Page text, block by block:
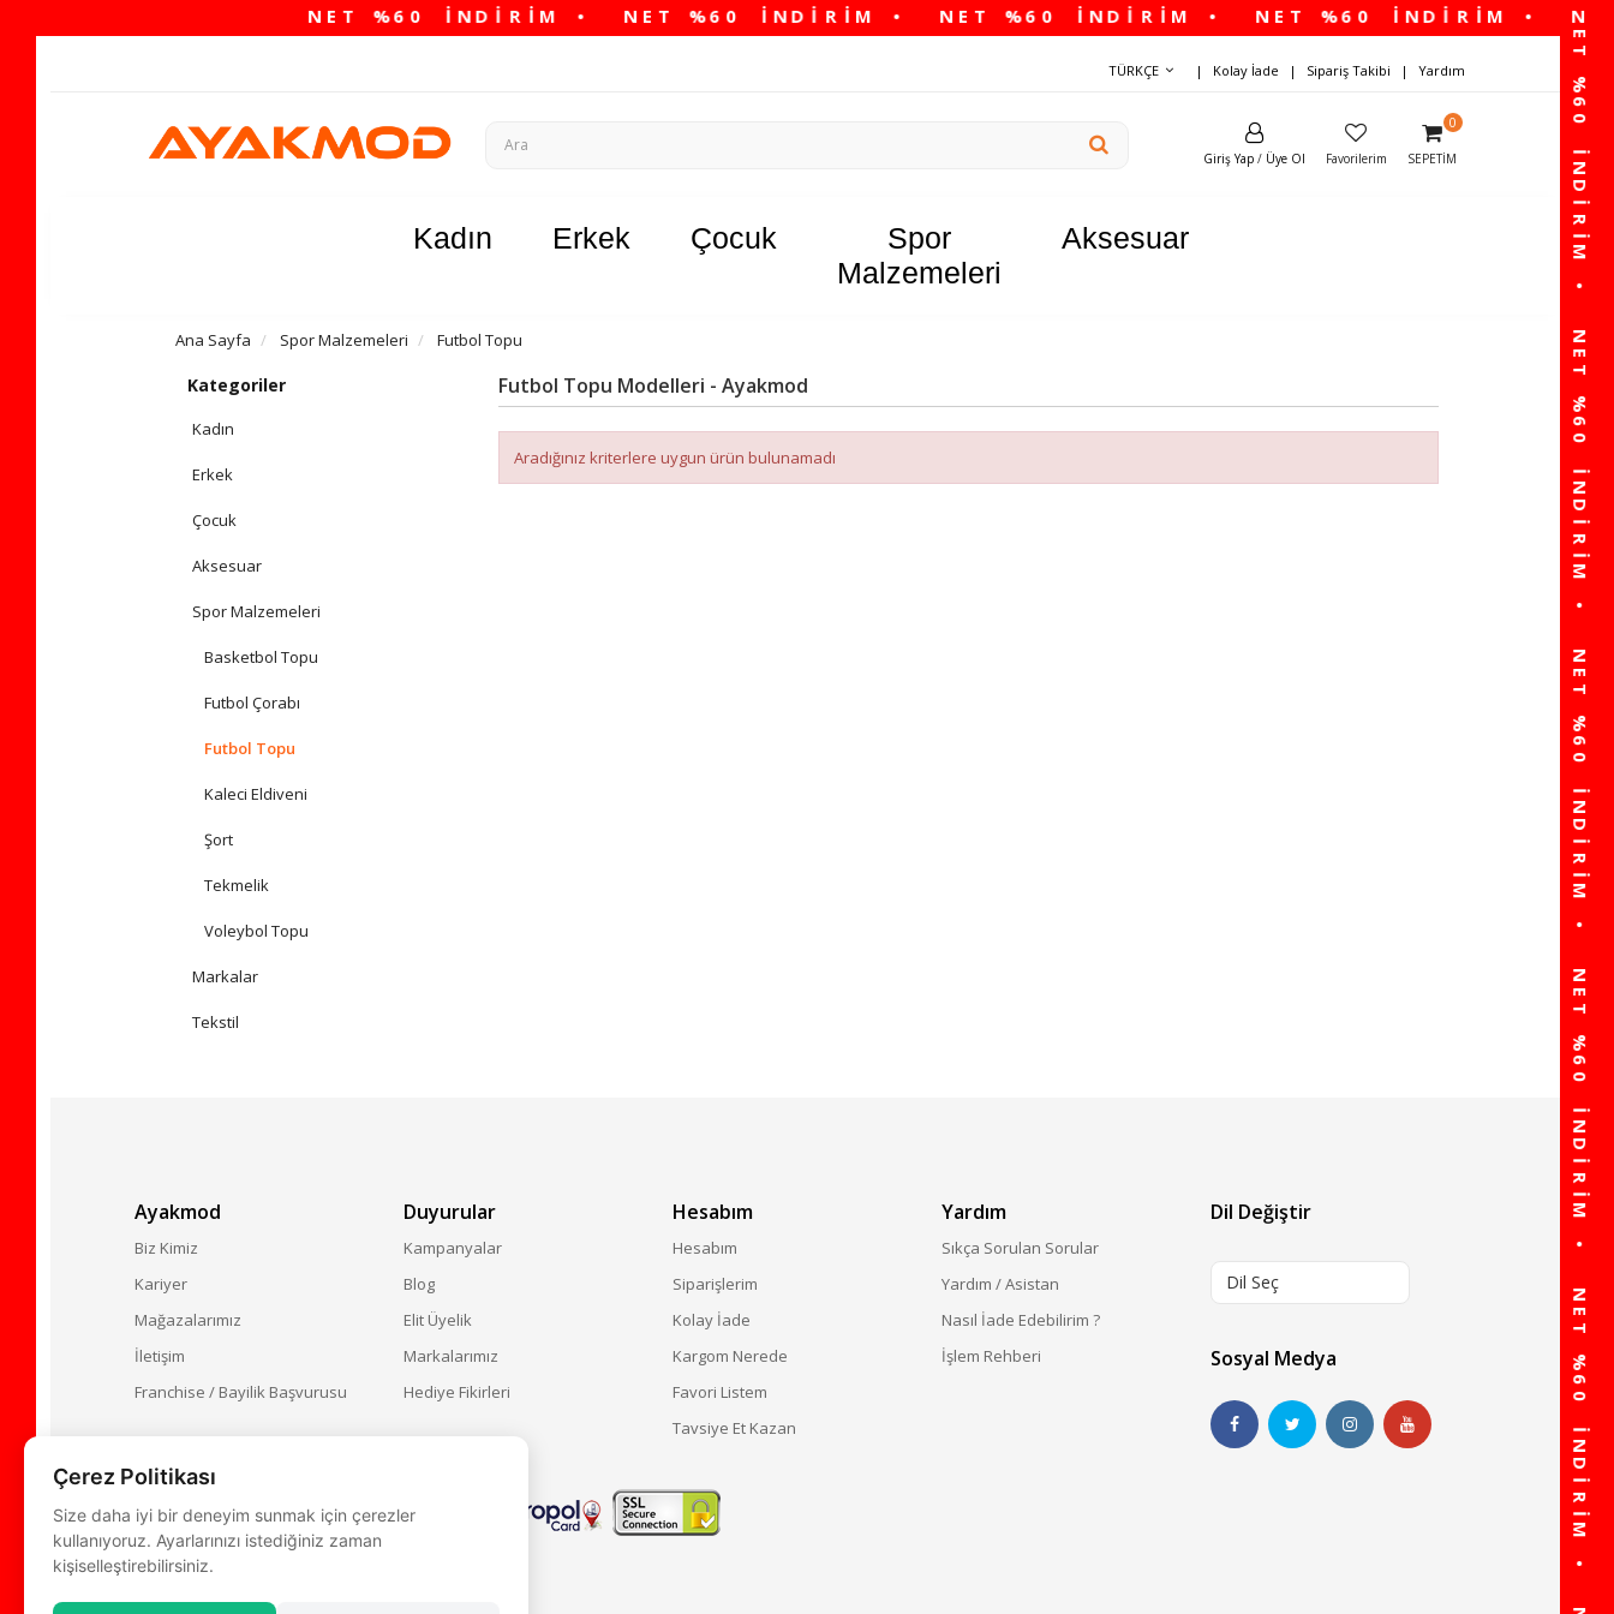
TÜRKÇE Kolay İade Sipariş Takibi Yardım
Giriş Yap / Üye Ol Favorilerim
0
SEPETIM
Kadın Erkek Çocuk
Spor
Malzemeleri
Aksesuar
Ana Sayfa Spor Malzemeleri Futbol Topu
Kategoriler
Kadın
Erkek
Çocuk
Aksesuar
Spor Malzemeleri
Basketbol Topu
Futbol Çorabı
Futbol Topu
Kaleci Eldiveni
Şort
Tekmelik
Voleybol Topu
Markalar
Tekstil
Futbol Topu Modelleri - Ayakmod
Aradığınız kriterlere uygun ürün bulunamadı
Ayakmod
Biz Kimiz
Kariyer
Mağazalarımız
İletişim
Franchise / Bayilik Başvurusu
Duyurular
Kampanyalar
Blog
Elit Üyelik
Markalarımız
Hediye Fikirleri
Hesabım
Hesabım
Siparişlerim
Kolay İade
Kargom Nerede
Favori Listem
Tavsiye Et Kazan
Yardım
Sıkça Sorulan Sorular
Yardım / Asistan
Nasıl İade Edebilirim ?
İşlem Rehberi
Dil Değiştir
Dil Seç
Sosyal Medya
Taksit ve Ödeme Seçenekleri
Çerez Politikası
Size daha iyi bir deneyim sunmak için çerezler
kullanıyoruz. Ayarlarınızı istediğiniz zaman
kişiselleştirebilirsiniz.